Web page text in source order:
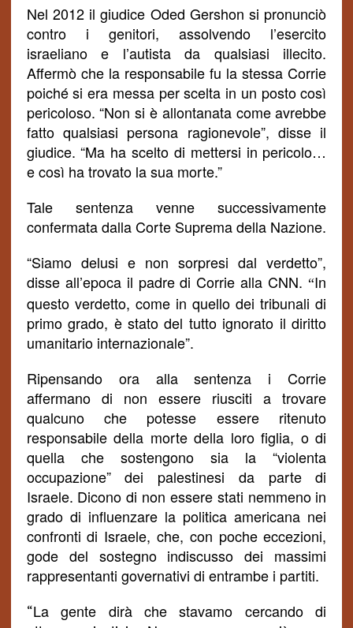
Nel 2012 il giudice Oded Gershon si pronunciò
contro i genitori, assolvendo l’esercito
israeliano e l’autista da qualsiasi illecito.
Affermò che la responsabile fu la stessa Corrie
poichési era messa per scelta in un posto così
pericoloso. “Non si è allontanata come avrebbe
fatto qualsiasi persona ragionevole”, disse il
giudice. “Ma ha scelto di mettersi in pericolo…
e così ha trovato la sua morte.”
Tale sentenza venne successivamente
confermata dalla Corte Suprema della Nazione.
“Siamo delusi e non sorpresi dal verdetto”,
disse all’epoca il padre di Corrie alla CNN.“In
questo verdetto, come in quello dei tribunali di
primo grado, è stato del tutto ignorato il diritto
umanitario internazionale”.
Ripensando ora alla sentenza i Corrie
affermano di non essere riusciti a trovare
qualcuno che potesse essere ritenuto
responsabile della morte della loro figlia, o di
quella che sostengono sia la “violenta
occupazione” dei palestinesi da parte di
Israele. Dicono di non essere stati nemmeno in
grado di influenzare la politica americana nei
confronti di Israele, che, con poche eccezioni,
gode del sostegno indiscusso dei massimi
rappresentanti governativi di entrambe i partiti.
“La gente dirà che stavamo cercando di